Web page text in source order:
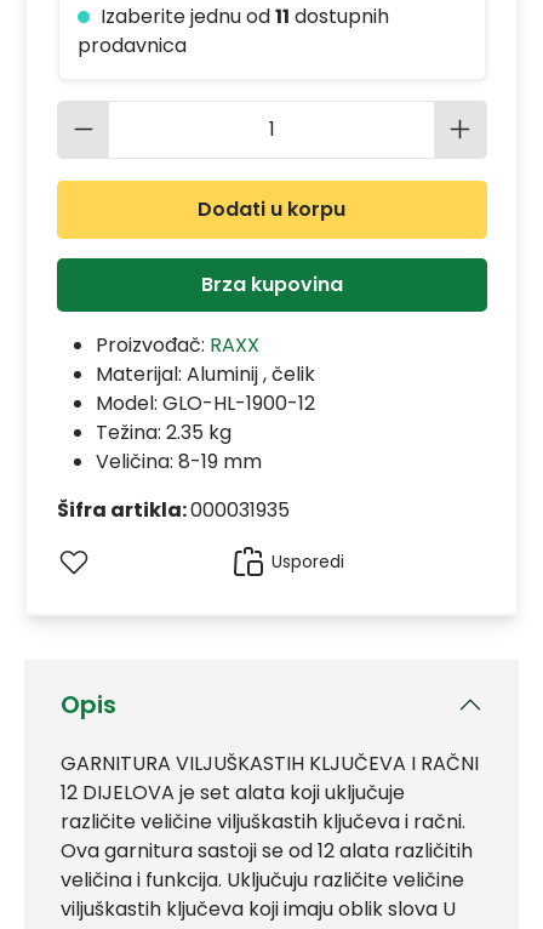
Opis
GARNITURA VILJUŠKASTIH KLJUČEVA I RAČNI
12 DIJELOVA je set alata koji uključuje
različite veličine viljuškastih ključeva i račni.
Ova garnitura sastoji se od 12 alata različitih
veličina i funkcija. Uključuju različite veličine
viljuškastih ključeva koji imaju oblik slova U
Izaberite jednu od11 dostupnih
prodavnica
Količina proizvoda: Unesite
Dodati u korpu
Brza kupovina
Proizvođač: RAXX
Materijal: Aluminij , čelik
Model: GLO-HL-1900-12
Težina: 2.35 kg
Veličina: 8-19 mm
Šifra artikla:000031935
Usporedi